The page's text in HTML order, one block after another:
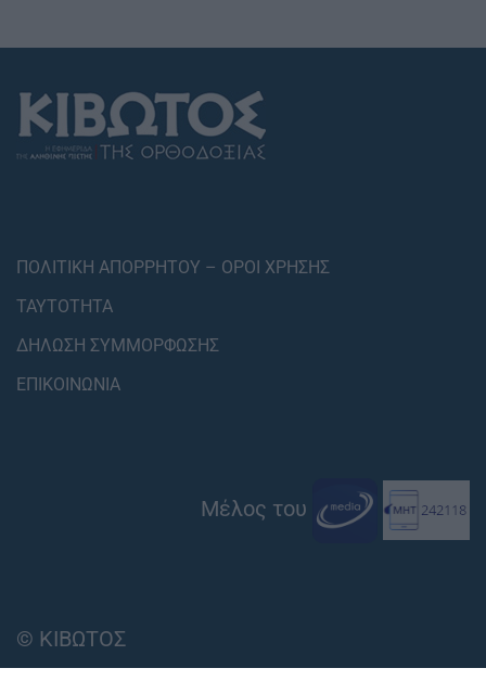
ΠΟΛΙΤΙΚΗ ΑΠΟΡΡΗΤΟΥ – ΟΡΟΙ ΧΡΗΣΗΣ
ΤΑΥΤΟΤΗΤΑ
ΔΗΛΩΣΗ ΣΥΜΜΟΡΦΩΣΗΣ
ΕΠΙΚΟΙΝΩΝΙΑ
Μέλος του
© ΚΙΒΩΤΟΣ